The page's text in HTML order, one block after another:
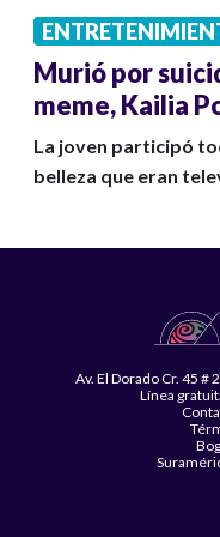
Murió por
meme, Kailia
La joven participó
belleza que eran
Av. El Dorado Cr. 45 #
Línea